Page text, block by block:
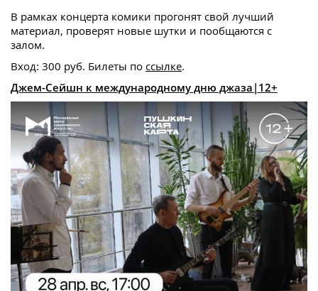
В рамках концерта комики прогонят свой лучший
материал, проверят новые шутки и пообщаются с
залом.
Вход: 300 руб. Билеты по ссылке.
Джем-Сейшн к международному дню джаза|12+